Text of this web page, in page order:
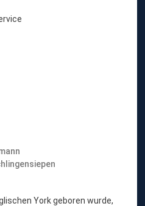
York geboren wurde,